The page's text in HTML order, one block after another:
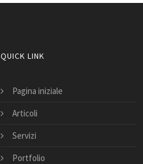
QUICK LINK
Pagina iniziale
Articoli
Servizi
Portfolio